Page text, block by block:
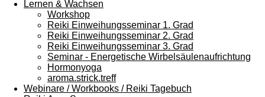
Lernen & Wachsen
Workshop
Reiki Einweihungsseminar 1. Grad
Reiki Einweihungsseminar 2. Grad
Reiki Einweihungsseminar 3. Grad
Seminar - Energetische Wirbelsäulenaufrichtung
Hormonyoga
aroma.strick.treff
Webinare / Workbooks / Reiki Tagebuch